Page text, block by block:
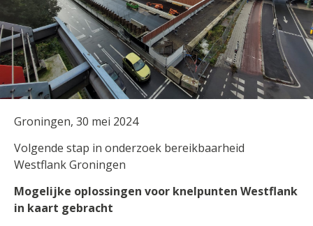
Groningen, 30 mei 2024
Volgende stap in onderzoek bereikbaarheid
Westflank Groningen
Mogelijke oplossingen voor knelpunten Westflank
in kaart gebracht